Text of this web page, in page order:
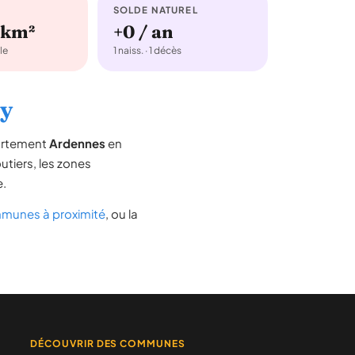
SOLDE NATUREL
+0 / an
1 naiss. · 1 décès
Ardennes en
les zones
à proximité, ou la
DÉCOUVRIR DES COMMUNES